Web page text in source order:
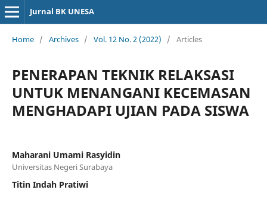
Jurnal BK UNESA
Home / Archives / Vol. 12 No. 2 (2022) / Articles
PENERAPAN TEKNIK RELAKSASI
UNTUK MENANGANI KECEMASAN
MENGHADAPI UJIAN PADA SISWA
Maharani Umami Rasyidin
Universitas Negeri Surabaya
Titin Indah Pratiwi